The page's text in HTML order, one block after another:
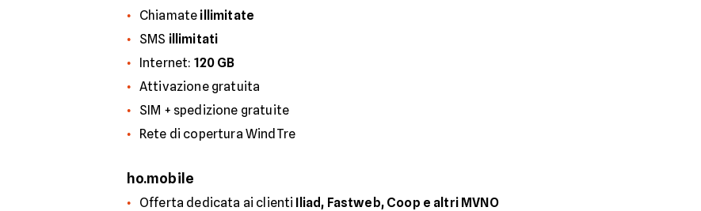
Chiamate illimitate
SMS illimitati
Internet: 120 GB
Attivazione gratuita
SIM + spedizione gratuite
Rete di copertura WindTre
ho.mobile
Offerta dedicata ai clienti Iliad, Fastweb, Coop e altri MVNO